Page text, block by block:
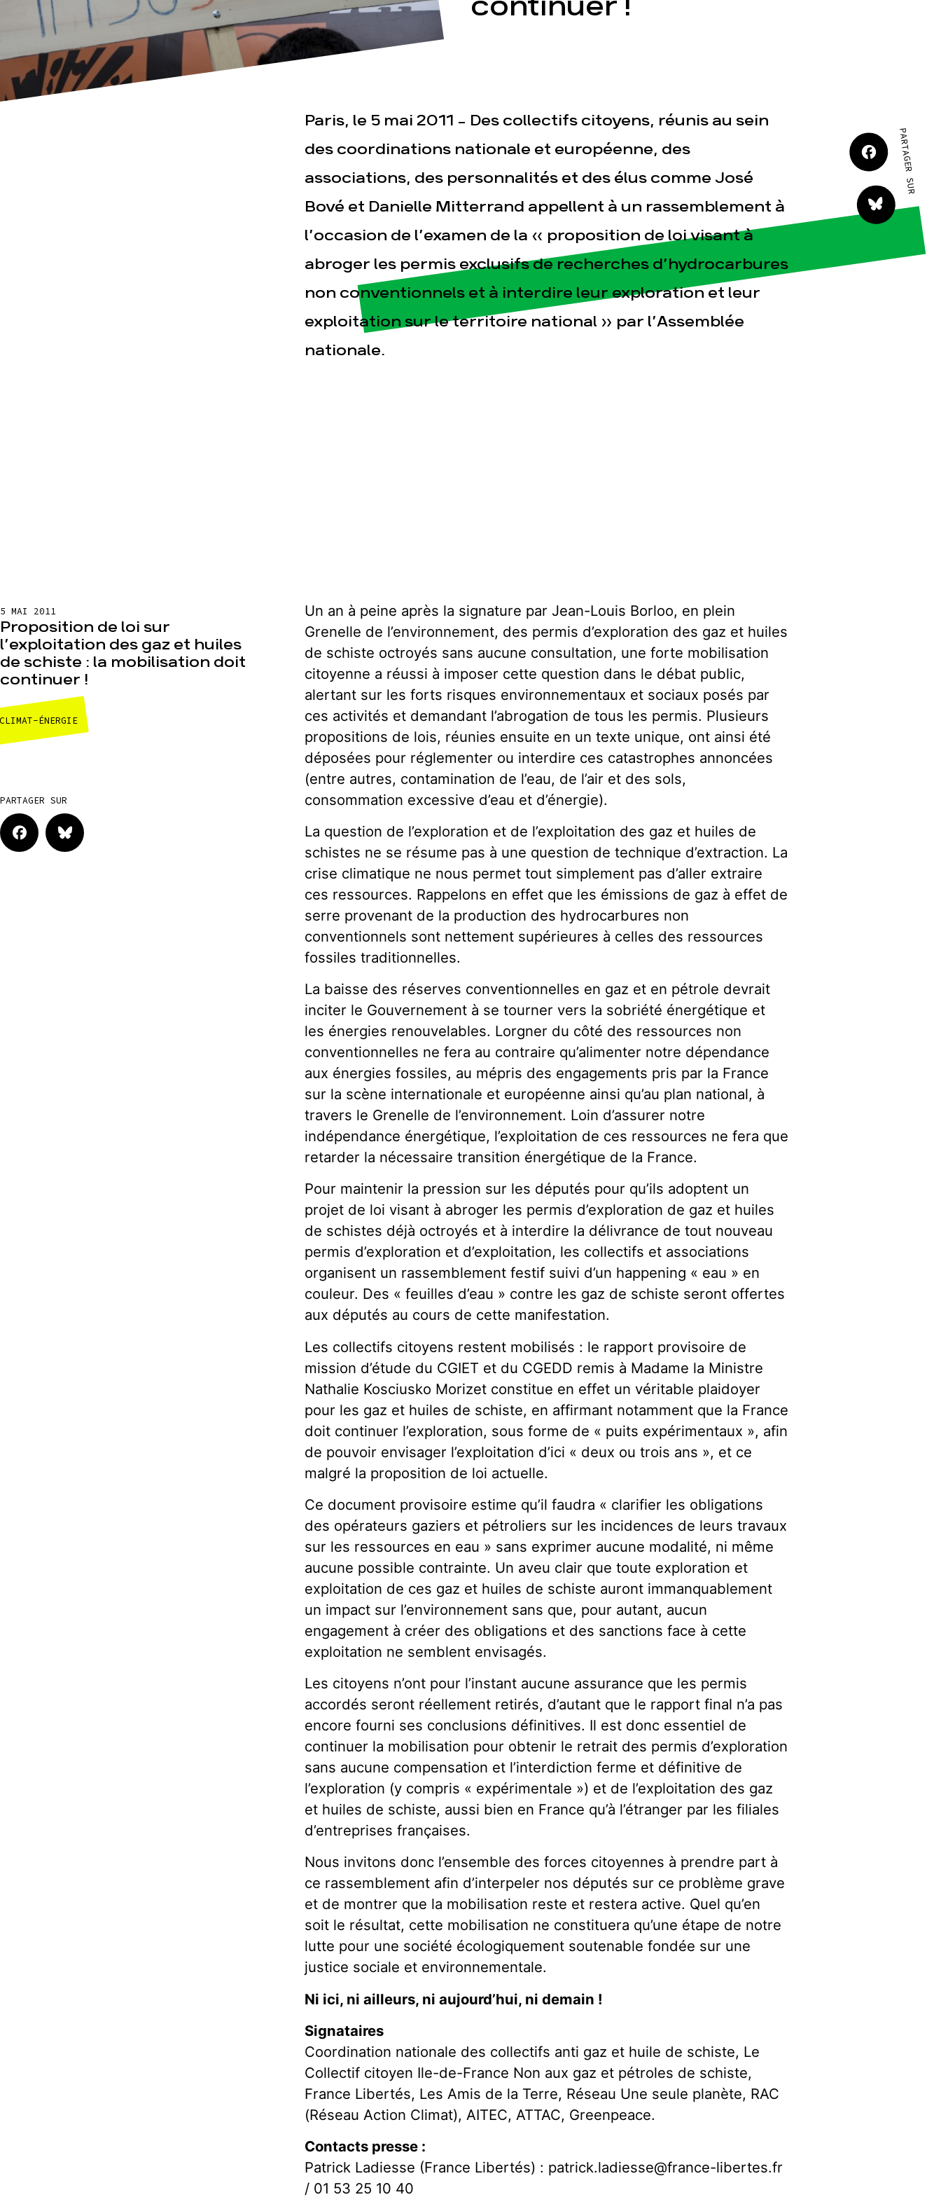
Espace presse Publications Contact
continuer !
Paris, le 5 mai 2011 - Des collectifs citoyens, réunis au sein
des coordinations nationale et européenne, des
associations, des personnalités et des élus comme José
Bové et Danielle Mitterrand appellent à un rassemblement à
l’occasion de l’examen de la « proposition de loi visant à
abroger les permis exclusifs de recherches d’hydrocarbures
non conventionnels et à interdire leur exploration et leur
exploitation sur le territoire national » par l’Assemblée
nationale.
PARTAGER SUR
5 MAI 2011
Proposition de loi sur
l’exploitation des gaz et huiles
de schiste : la mobilisation doit
continuer !
ÉNERGIE
PARTAGER SUR
Un an à peine après la signature par Jean-Louis Borloo, en plein
Grenelle de l’environnement, des permis d’exploration des gaz et huiles
de schiste octroyés sans aucune consultation, une forte mobilisation
citoyenne a réussi à imposer cette question dans le débat public,
alertant sur les forts risques environnementaux et sociaux posés par
ces activités et demandant l’abrogation de tous les permis. Plusieurs
propositions de lois, réunies ensuite en un texte unique, ont ainsi été
déposées pour réglementer ou interdire ces catastrophes annoncées
(entre autres, contamination de l’eau, de l’air et des sols,
consommation excessive d’eau et d’énergie).
La question de l’exploration et de l’exploitation des gaz et huiles de
schistes ne se résume pas à une question de technique d’extraction. La
crise climatique ne nous permet tout simplement pas d’aller extraire
ces ressources. Rappelons en effet que les émissions de gaz à effet de
serre provenant de la production des hydrocarbures non
conventionnels sont nettement supérieures à celles des ressources
fossiles traditionnelles.
La baisse des réserves conventionnelles en gaz et en pétrole devrait
inciter le Gouvernement à se tourner vers la sobriété énergétique et
les énergies renouvelables. Lorgner du côté des ressources non
conventionnelles ne fera au contraire qu’alimenter notre dépendance
aux énergies fossiles, au mépris des engagements pris par la France
sur la scène internationale et européenne ainsi qu’au plan national, à
travers le Grenelle de l’environnement. Loin d’assurer notre
indépendance énergétique, l’exploitation de ces ressources ne fera que
retarder la nécessaire transition énergétique de la France.
Pour maintenir la pression sur les députés pour qu’ils adoptent un
projet de loi visant à abroger les permis d’exploration de gaz et huiles
de schistes déjà octroyés et à interdire la délivrance de tout nouveau
permis d’exploration et d’exploitation, les collectifs et associations
organisent un rassemblement festif suivi d’un happening « eau » en
couleur. Des « feuilles d’eau » contre les gaz de schiste seront offertes
aux députés au cours de cette manifestation.
Les collectifs citoyens restent mobilisés : le rapport provisoire de
mission d’étude du CGIET et du CGEDD remis à Madame la Ministre
Nathalie Kosciusko Morizet constitue en effet un véritable plaidoyer
pour les gaz et huiles de schiste, en affirmant notamment que la France
doit continuer l’exploration, sous forme de « puits expérimentaux », afin
de pouvoir envisager l’exploitation d’ici « deux ou trois ans », et ce
malgré la proposition de loi actuelle.
Ce document provisoire estime qu’il faudra « clarifier les obligations
des opérateurs gaziers et pétroliers sur les incidences de leurs travaux
sur les ressources en eau » sans exprimer aucune modalité, ni même
aucune possible contrainte. Un aveu clair que toute exploration et
exploitation de ces gaz et huiles de schiste auront immanquablement
un impact sur l’environnement sans que, pour autant, aucun
engagement à créer des obligations et des sanctions face à cette
exploitation ne semblent envisagés.
Les citoyens n’ont pour l’instant aucune assurance que les permis
accordés seront réellement retirés, d’autant que le rapport final n’a pas
encore fourni ses conclusions définitives. Il est donc essentiel de
continuer la mobilisation pour obtenir le retrait des permis d’exploration
sans aucune compensation et l’interdiction ferme et définitive de
l’exploration (y compris « expérimentale ») et de l’exploitation des gaz
et huiles de schiste, aussi bien en France qu’à l’étranger par les filiales
d’entreprises françaises.
Nous invitons donc l’ensemble des forces citoyennes à prendre part à
ce rassemblement afin d’interpeler nos députés sur ce problème grave
et de montrer que la mobilisation reste et restera active. Quel qu’en
soit le résultat, cette mobilisation ne constituera qu’une étape de notre
lutte pour une société écologiquement soutenable fondée sur une
justice sociale et environnementale.
Ni ici, ni ailleurs, ni aujourd’hui, ni demain !
Signataires
Coordination nationale des collectifs anti gaz et huile de schiste, Le
Collectif citoyen Ile-de-France Non aux gaz et pétroles de schiste,
France Libertés, Les Amis de la Terre, Réseau Une seule planète, RAC
(Réseau Action Climat), AITEC, ATTAC, Greenpeace.
Contacts presse :
Patrick Ladiesse (France Libertés) : patrick.ladiesse@france-libertes.fr
/ 01 53 25 10 40